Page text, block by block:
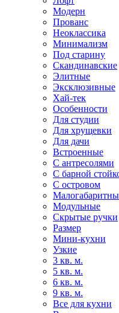
Модерн
Прованс
Неоклассика
Минимализм
Под старину
Скандинавские
Элитные
Эксклюзивные
Хай-тек
Особенности
Для студии
Для хрущевки
Для дачи
Встроенные
С антресолями
С барной
С островом
Модульные
Скрытые ручки
Размер
Мини-кухни
Узкие
3 кв. м.
5 кв. м.
6 кв. м.
9 кв. м.
Все для кухни